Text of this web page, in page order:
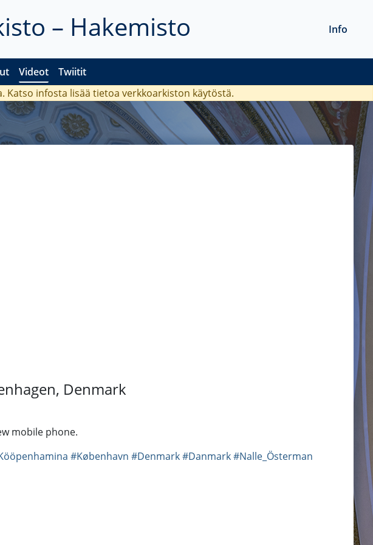
– Hakemisto
Videot Twiitit
Info
Katso infosta lisää tietoa verkkoarkiston käytöstä.
Denmark
mobile phone.
#København #Denmark#Danmark#Nalle_Österman